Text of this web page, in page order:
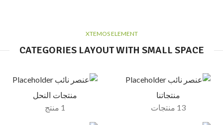
XTEMOS ELEMENT
CATEGORIES LAYOUT WITH SMALL SPACE
منتجاتنا
13 منتجات
منتجات النحل
1 منتج